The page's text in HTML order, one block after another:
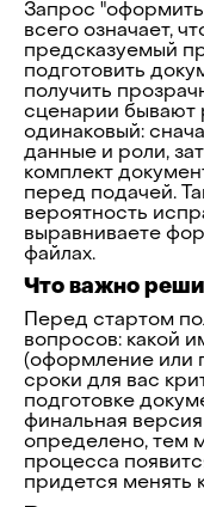
Запрос "оформить
всего означает,
предсказуемый
подготовить
получить
сценарии бывают
одинаковый:
данные и роли,
комплект
перед подачей.
вероятность
выравниваете
файлах.
Что важно
Перед стартом
вопросов: какой
(оформление или
сроки для вас
подготовке
финальная
определено, тем
процесса
придется менять